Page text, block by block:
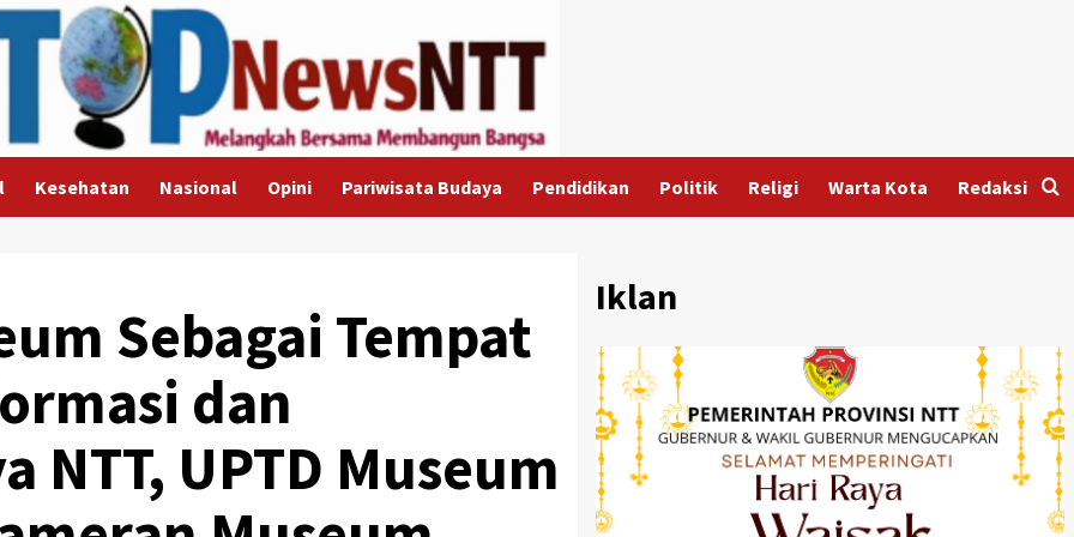
Kesehatan Nasional Opini Pariwisata Budaya Pendidikan Politik Religi Warta Kota Redaksi
Sebagai Tempat
dan
NTT, UPTD Museum
Iklan